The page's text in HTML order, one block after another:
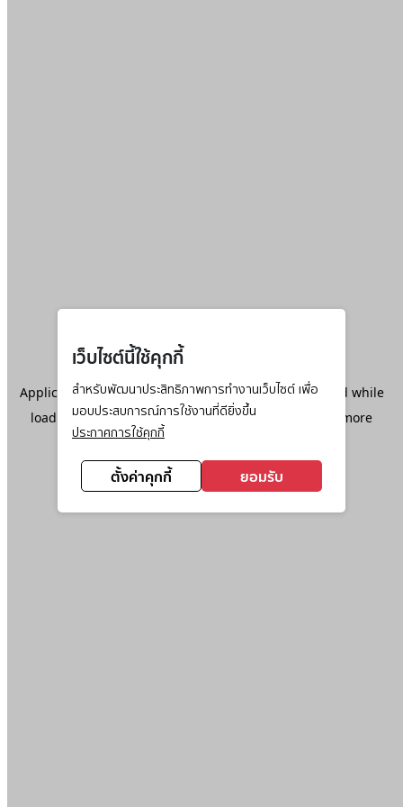
เว็บไซต์นี้ใช้คุกกี้
สำหรับพัฒนาประสิทธิภาพการทำงานเว็บไซต์ เพื่อ
มอบประสบการณ์การใช้งานที่ดียิ่งขึ้น
ประกาศการใช้คุกกี้
ตั้งค่าคุกกี้ ยอมรับ
Application error: aclient-side exception has occurred while
loadingwww.ktc.co.th(see the browser console
for more
information).